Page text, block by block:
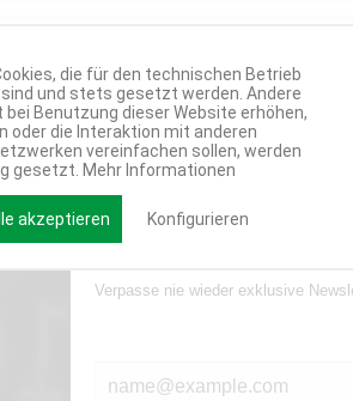
Werde Teil der Miweba
Verpasse nie wieder exklusive
die für den technischen Betrieb
und stets gesetzt werden. Andere
bei Benutzung dieser Website erhöhen,
oder die Interaktion mit anderen
vereinfachen sollen, werden
gesetzt. Mehr Informationen
akzeptieren Konfigurieren